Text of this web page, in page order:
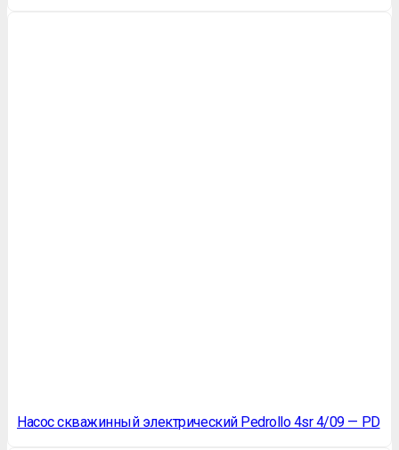
Насос скважинный электрический Pedrollo 4sr 4/09 — PD